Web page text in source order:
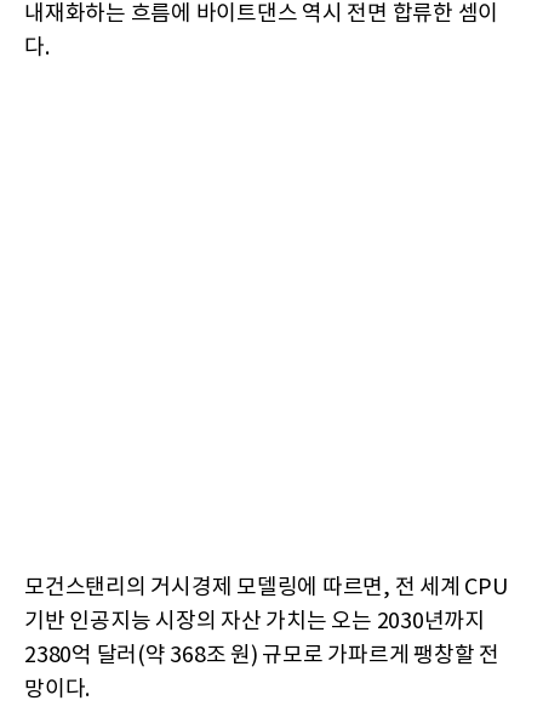
내재화하는 흐름에 바이트댄스 역시 전면 합류한 셈이
다.
모건스탠리의 거시경제 모델링에 따르면, 전 세계 CPU
기반 인공지능 시장의 자산 가치는 오는 2030년까지
2380억 달러(약 368조 원) 규모로 가파르게 팽창할 전
망이다.